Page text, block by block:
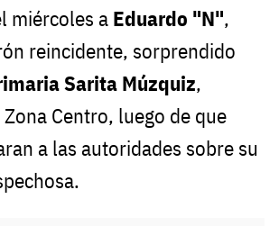
miércoles a Eduardo "N",
reincidente, sorprendido
Sarita Múzquiz,
Centro, luego de que
a las autoridades sobre su